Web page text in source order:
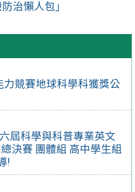
競賽地球科學科獲獎公
屆科學與科普專業英文
決賽 團體組 高中學生組
!
治懶人包」